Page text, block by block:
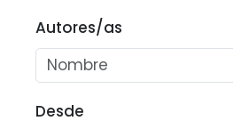
Autores/as
Desde